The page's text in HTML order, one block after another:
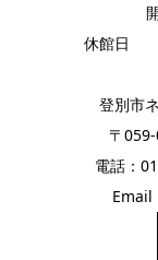
休館日
登別市
〒
電話：
Email